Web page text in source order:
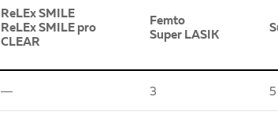
ReLEx SMILE
ReLEx SMILE pro
CLEAR
Femto
Super LASIK
— 3 5